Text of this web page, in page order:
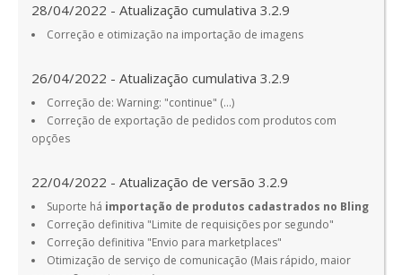
28/04/2022 - Atualização cumulativa 3.2.9
Correção e otimização na importação de imagens
26/04/2022 - Atualização cumulativa 3.2.9
Correção de: Warning: "continue" (...)
Correção de exportação de pedidos com produtos com
opções
22/04/2022 - Atualização de versão 3.2.9
Suporte há importação de produtos cadastrados no Bling
Correção definitiva "Limite de requisições por segundo"
Correção definitiva "Envio para marketplaces"
Otimização de serviço de comunicação (Mais rápido, maior